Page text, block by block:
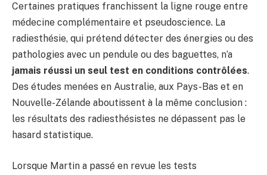
Certaines pratiques franchissent la ligne rouge entre
médecine complémentaire et pseudoscience. La
radiesthésie, qui prétend détecter des énergies ou des
pathologies avec un pendule ou des baguettes, n’a
jamais réussi un seul test en conditions contrôlées.
Des études menées en Australie, aux Pays-Bas et en
Nouvelle-Zélande aboutissent à la même conclusion :
les résultats des radiesthésistes ne dépassent pas le
hasard statistique.
Lorsque Martin a passé en revue les tests